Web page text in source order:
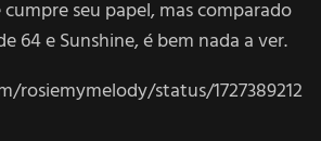
seu papel, mas comparado
64 e Sunshine, é bem nada a ver.
status/1727389212